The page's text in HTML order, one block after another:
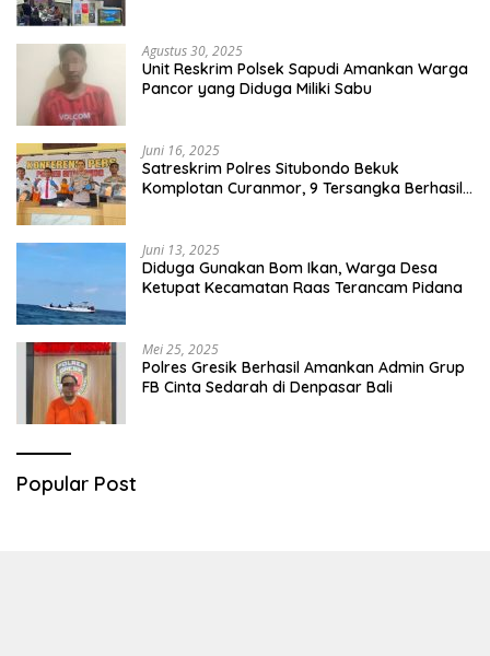
Agustus 30, 2025
Unit Reskrim Polsek Sapudi Amankan Warga
Pancor yang Diduga Miliki Sabu
Juni 16, 2025
Satreskrim Polres Situbondo Bekuk
Komplotan Curanmor, 9 Tersangka Berhasil
Juni 13, 2025
Diduga Gunakan Bom Ikan, Warga Desa
Ketupat Kecamatan Raas Terancam Pidana
Mei 25, 2025
Polres Gresik Berhasil Amankan Admin Grup
FB Cinta Sedarah di Denpasar Bali
Popular Post